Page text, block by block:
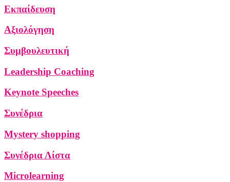
Εκπαίδευση
Αξιολόγηση
Συμβουλευτική
Leadership Coaching
Keynote Speeches
Συνέδρια
Mystery shopping
Συνέδρια Λίστα
Microlearning